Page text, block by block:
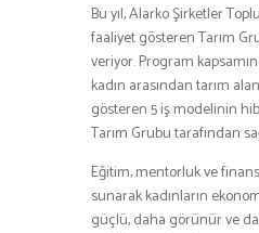
Bu yıl, Alarko Şirketler
faaliyet gösteren Tarım
veriyor. Program
kadın arasından tarım
gösteren 5 iş modelinin
Tarım Grubu tarafından
Eğitim, mentorluk ve
sunarak kadınların
güçlü, daha görünür ve